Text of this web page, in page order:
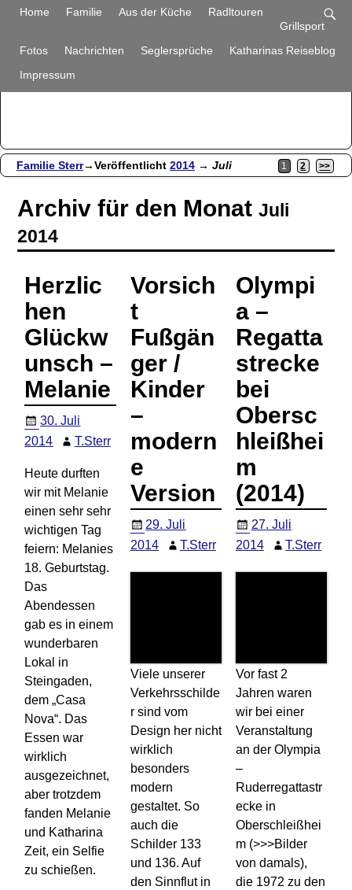
Home Familie Aus der Küche
Radltouren
Grillsport
Fotos
Nachrichten Seglersprüche
Katharinas Reiseblog
Impressum
Familie Sterr
Familie Sterr→Veröffentlicht 2014 → Juli 1 2 >>
Archiv für den MonatJuli
2014
Herzlic
hen
Glückw
unsch –
Melanie
30. Juli
2014
T.Sterr
Heute durften
wir mit Melanie
einen sehr sehr
wichtigen Tag
feiern: Melanies
18. Geburtstag.
Das
Abendessen
gab es in einem
wunderbaren
Lokal in
Steingaden,
dem „Casa
Nova“. Das
Essen war
wirklich
ausgezeichnet,
aber trotzdem
fanden Melanie
und Katharina
Zeit, ein Selfie
zu schießen.
Vorsich
t
Fußgän
ger /
Kinder
–
modern
e
Version
29. Juli
2014
T.Sterr
Viele unserer
Verkehrsschilde
r sind vom
Design her nicht
wirklich
besonders
modern
gestaltet. So
auch die
Schilder 133
und 136. Auf
den Sinnflut in
Olympi
a –
Regatta
strecke
bei
Obersc
hleißhei
m
(2014)
27. Juli
2014
T.Sterr
Vor fast 2
Jahren waren
wir bei einer
Veranstaltung
an der Olympia
–
Ruderregattastr
ecke in
Oberschleißhei
m (>>>Bilder
von damals),
die 1972 zu den